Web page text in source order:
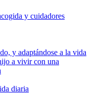
y cuidadores
y adaptándose a la vida
a vivir con una
diaria